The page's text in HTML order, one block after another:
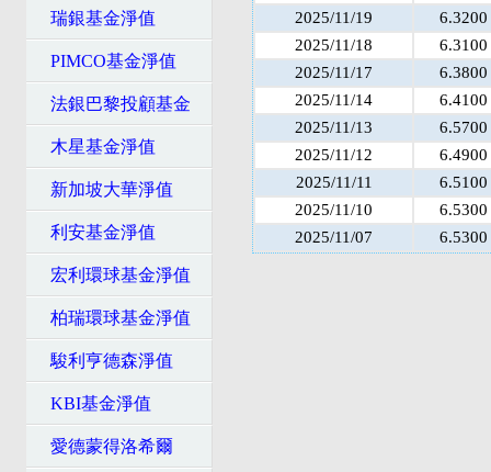
瑞銀基金淨值
PIMCO基金淨值
法銀巴黎投顧基金
木星基金淨值
新加坡大華淨值
利安基金淨值
宏利環球基金淨值
柏瑞環球基金淨值
駿利亨德森淨值
KBI基金淨值
愛德蒙得洛希爾
2025/11/19
6.3200
2025/11/18
6.3100
2025/11/17
6.3800
2025/11/14
6.4100
2025/11/13
6.5700
2025/11/12
6.4900
2025/11/11
6.5100
2025/11/10
6.5300
2025/11/07
6.5300